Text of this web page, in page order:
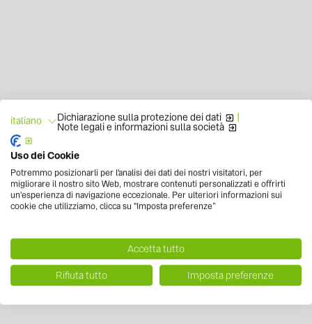
italiano Dichiarazione sulla protezione dei dati |
Note legali e informazioni sulla società
Uso dei Cookie
Potremmo posizionarli per l'analisi dei dati dei nostri visitatori, per
migliorare il nostro sito Web, mostrare contenuti personalizzati e offrirti
un'esperienza di navigazione eccezionale. Per ulteriori informazioni sui
cookie che utilizziamo, clicca su "Imposta preferenze”
Accetta tutto
Rifiuta tutto Imposta preferenze